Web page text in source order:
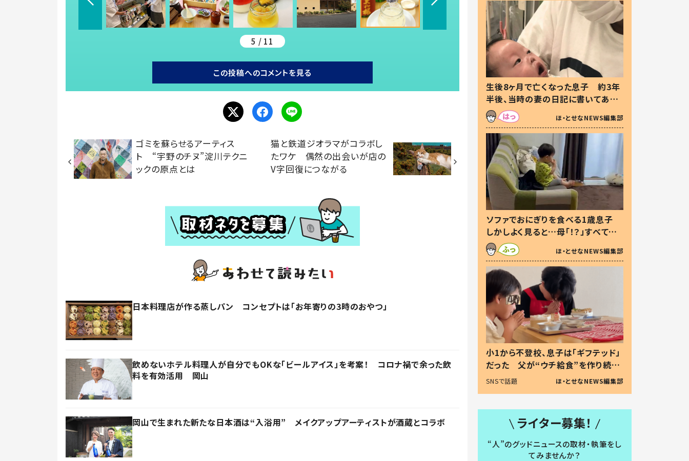
5 / 11
この投稿へのコメントを見る
ゴミを蘇らせるアーティス
ト “宇野のチヌ”淀川テクニ
ックの原点とは
猫と鉄道ジオラマがコラボし
たワケ 偶然の出会いが店の
V字回復につながる
日本料理店が作る蒸しパン コンセプトは「お年寄りの3時のおやつ」
飲めないホテル料理人が自分でもOKな「ビールアイス」を考案！ コロナ禍で余った飲
料を有効活用 岡山
岡山で生まれた新たな日本酒は“入浴用” メイクアップアーティストが酒蔵とコラボ
生後8ヶ月で亡くなった息子 約3年
半後、当時の妻の日記に書いてあっ
た本音とは
ほ・とせなNEWS編集部
ソファでおにぎりを食べる1歳息子
しかしよく見ると…母「！？」すべてを
察した母の投稿に「可愛いから許
す！」「現行犯〜」
ほ・とせなNEWS編集部
小1から不登校、息子は「ギフテッド」
だった 父が“ウチ給食”を作り続け
る理由とは #令和の親 #令和の子
SNSで話題 ほ・とせなNEWS編集部
ライター募集！
“人”のグッドニュースの取材・執筆をし
てみませんか？